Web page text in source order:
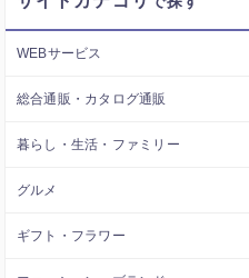
WEBサービス
総合通販・カタログ通販
暮らし・生活・ファミリー
グルメ
ギフト・フラワー